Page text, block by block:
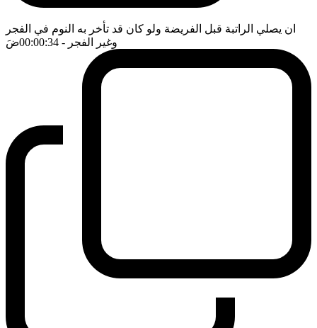
ان يصلي الراتبة قبل الفريضة ولو كان قد تأخر به النوم في الفجر
وغير الفجر - 00:00:34 ضَ